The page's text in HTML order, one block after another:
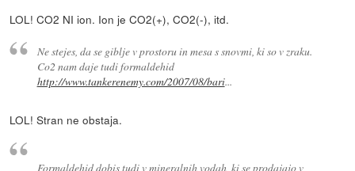
LOL! CO2 NI ion. Ion je CO2(+), CO2(-), itd.
Ne stejes, da se giblje v prostoru in mesa s snovmi, ki so v zraku.
Co2 nam daje tudi formaldehid
http://www.tankerenemy.com/2007/08/bari...
LOL! Stran ne obstaja.
Formaldehid dobis tudi v mineralnih vodah, ki se prodajajo v